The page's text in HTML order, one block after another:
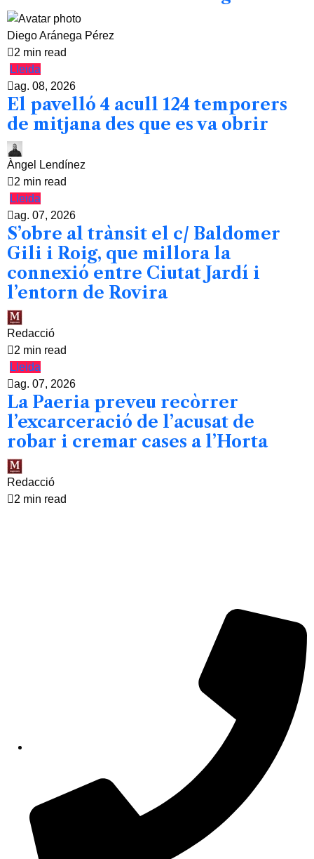
Diego Aránega Pérez
2 min read
Lleida
ag. 08, 2026
El pavelló 4 acull 124 temporers
de mitjana des que es va obrir
Àngel Lendínez
2 min read
Lleida
ag. 07, 2026
S’obre al trànsit el c/ Baldomer
Gili i Roig, que millora la
connexió entre Ciutat Jardí i
l’entorn de Rovira
Redacció
2 min read
Lleida
ag. 07, 2026
La Paeria preveu recòrrer
l’excarceració de l’acusat de
robar i cremar cases a l’Horta
Redacció
2 min read